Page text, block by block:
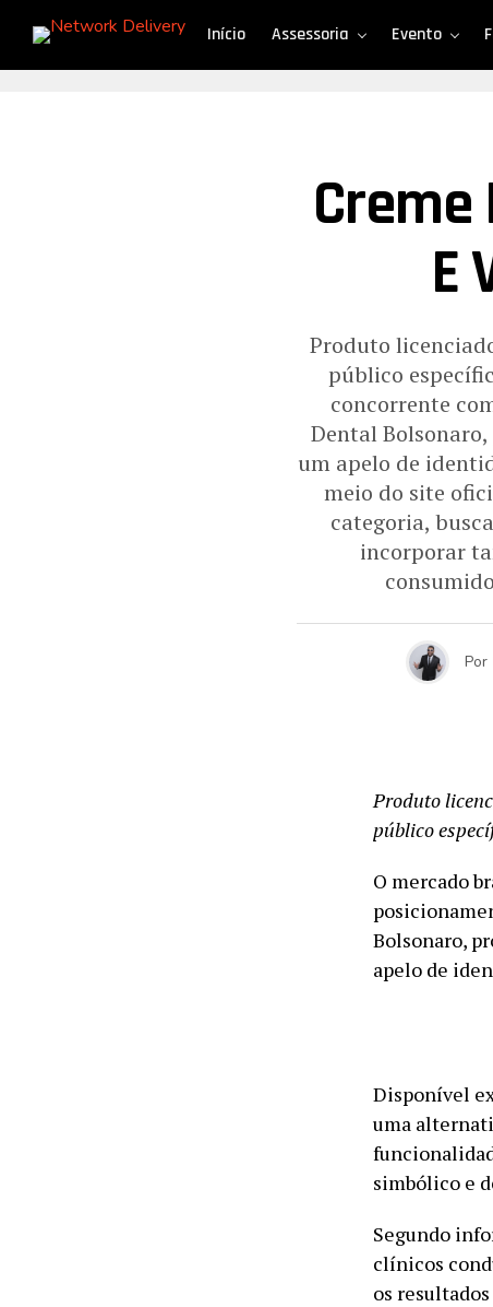
Início Assessoria Evento
Creme
E
Produto
público
concorrente
Dental
um apelo de
meio do site
categoria,
incorporar
Por
Produto
público
O mercado
Bolsonaro,
apelo de
Disponível
uma
simbólico e
Segundo
clínicos
os